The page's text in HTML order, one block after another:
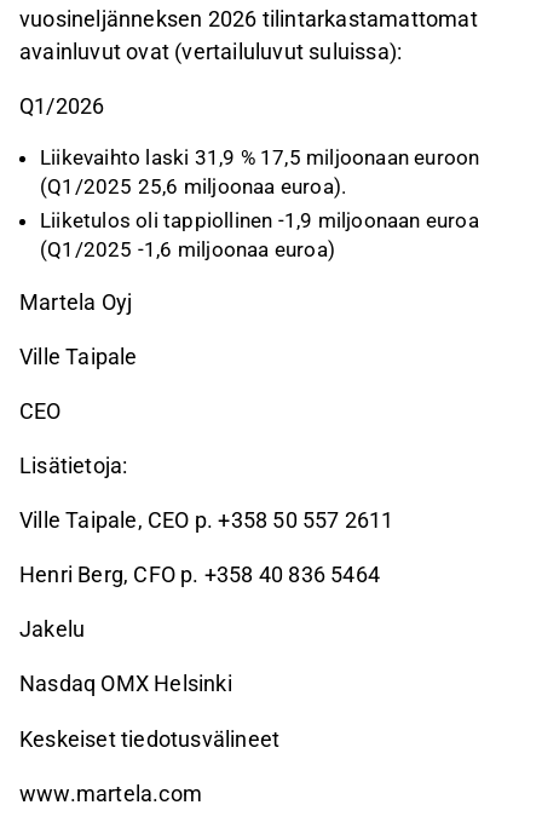
vuosineljänneksen 2026 tilintarkastamattomat
avainluvut ovat (vertailuluvut suluissa):
Q1/2026
Liikevaihto laski 31,9 % 17,5 miljoonaan euroon
(Q1/2025 25,6 miljoonaa euroa).
Liiketulos oli tappiollinen -1,9 miljoonaan euroa
(Q1/2025 -1,6 miljoonaa euroa)
Martela Oyj
Ville Taipale
CEO
Lisätietoja:
Ville Taipale, CEO p. +358 50 557 2611
Henri Berg, CFO p. +358 40 836 5464
Jakelu
Nasdaq OMX Helsinki
Keskeiset tiedotusvälineet
www.martela.com